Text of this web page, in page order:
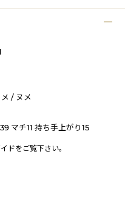
/ ヌメ
マチ11 持ち手上がり15
ドをご覧下さい。